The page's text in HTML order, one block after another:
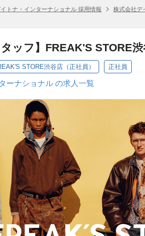
トナ・インターナショナル 採用情報 株式会社デ
ッフ】FREAK'S STORE渋
STORE渋谷店（正社員） 正社員
ーナショナル の求人一覧